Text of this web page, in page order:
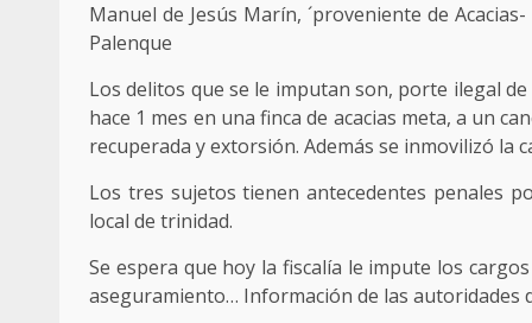
Manuel de Jesús Marín, ´proveniente de
Palenque
Los delitos que se le imputan son, porte ilegal
hace 1 mes en una finca de acacias meta, a un
recuperada y extorsión. Además se inmovilizó la
Los tres sujetos tienen antecedentes penales
local de trinidad.
Se espera que hoy la fiscalía le impute los
aseguramiento… Información de las autoridades